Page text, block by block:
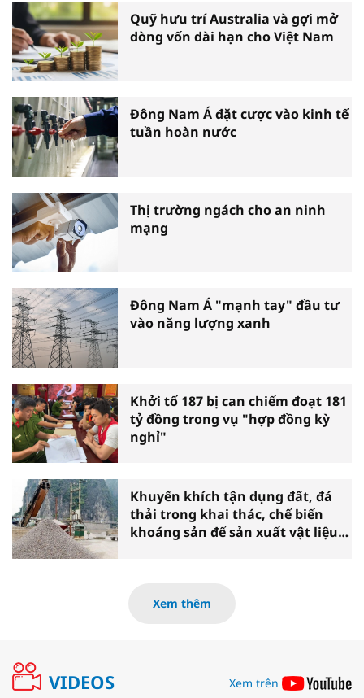
Quỹ hưu trí Australia và gợi mở
dòng vốn dài hạn cho Việt Nam
Đông Nam Á đặt cược vào kinh tế
tuần hoàn nước
Thị trường ngách cho an ninh
mạng
Đông Nam Á "mạnh tay" đầu tư
vào năng lượng xanh
Khởi tố 187 bị can chiếm đoạt 181
tỷ đồng trong vụ "hợp đồng kỳ
nghỉ"
Khuyến khích tận dụng đất, đá
thải trong khai thác, chế biến
khoáng sản để sản xuất vật liệu
Xem thêm
VIDEOS Xem trên